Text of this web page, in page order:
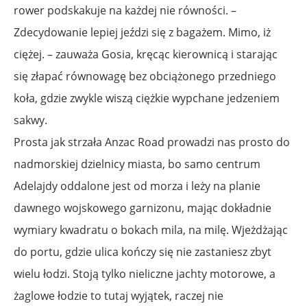
rower podskakuje na każdej nie równości. –
Zdecydowanie lepiej jeździ się z bagażem. Mimo, iż
ciężej. – zauważa Gosia, kręcąc kierownicą i starając
się złapać równowagę bez obciążonego przedniego
koła, gdzie zwykle wiszą ciężkie wypchane jedzeniem
sakwy.
Prosta jak strzała Anzac Road prowadzi nas prosto do
nadmorskiej dzielnicy miasta, bo samo centrum
Adelajdy oddalone jest od morza i leży na planie
dawnego wojskowego garnizonu, mając dokładnie
wymiary kwadratu o bokach mila, na milę. Wjeżdżając
do portu, gdzie ulica kończy się nie zastaniesz zbyt
wielu łodzi. Stoją tylko nieliczne jachty motorowe, a
żaglowe łodzie to tutaj wyjątek, raczej nie